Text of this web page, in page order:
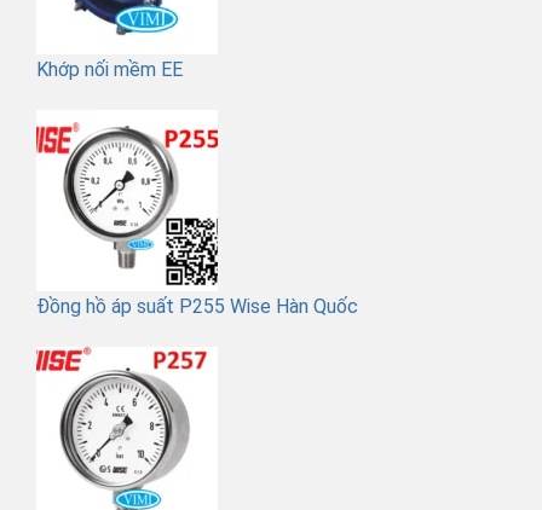
Khớp nối mềm EE
Đồng hồ áp suất P255 Wise Hàn Quốc